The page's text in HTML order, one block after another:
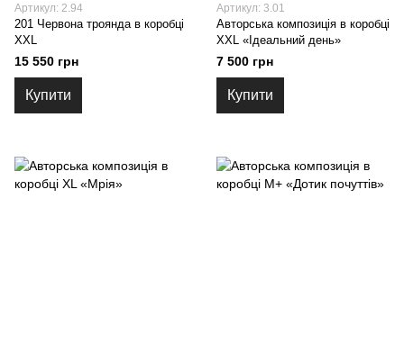
Артикул: 2.94
201 Червона троянда в коробці
XXL
15 550 грн
Купити
Артикул: 3.01
Авторська композиція в коробці
XXL «Ідеальний день»
7 500 грн
Купити